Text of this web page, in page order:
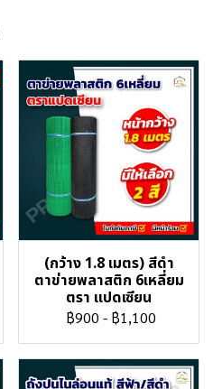
(กว้าง 1.8 เมตร) สีดำ
ตาข่ายพลาสติก 6เหลี่ยม
ตรา แปดเซียน
฿900 - ฿1,100